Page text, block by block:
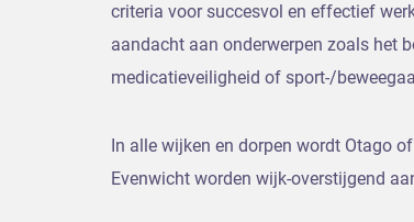
criteria voor succesvol en effectief
aandacht aan onderwerpen zoals het
medicatieveiligheid of sport-/
In alle wijken en dorpen wordt Otago
Evenwicht worden wijk-overstijgend